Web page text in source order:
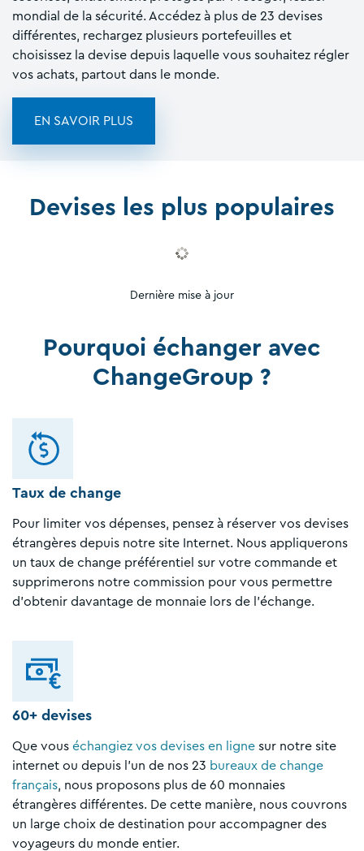
mondial de la sécurité. Accédez à plus de 23 devises
différentes, rechargez plusieurs portefeuilles et
choisissez la devise depuis laquelle vous souhaitez régler
vos achats, partout dans le monde.
EN SAVOIR PLUS
Devises les plus populaires
Dernière mise à jour
Pourquoi échanger avec
ChangeGroup ?
Taux de change
Pour limiter vos dépenses, pensez à réserver vos devises
étrangères depuis notre site Internet. Nous appliquerons
un taux de change préférentiel sur votre commande et
supprimerons notre commission pour vous permettre
d'obtenir davantage de monnaie lors de l'échange.
60+ devises
Que vous échangiez vos devises en ligne sur notre site
internet ou depuis l'un de nos 23 bureaux de change
français, nous proposons plus de 60 monnaies
étrangères différentes. De cette manière, nous couvrons
un large choix de destination pour accompagner des
voyageurs du monde entier.